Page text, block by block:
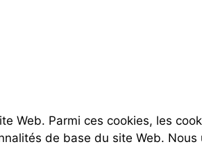
Web. Parmi ces cookies, les
de base du site Web.